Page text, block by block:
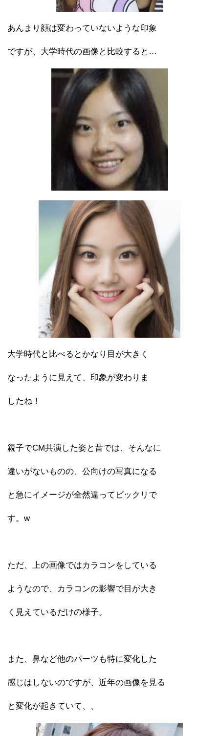
あんまり顔は変わっていないような印象
ですが、大学時代の画像と比較すると…
大学時代と比べるとかなり目が大きく
なったように見えて、印象が変わりま
したね！
親子でCM共演した姿と昔では、そんなに
違いがないものの、公向けの写真になる
と急にイメージが全然違ってビックリで
す。w
ただ、上の画像ではカラコンをしている
ようなので、カラコンの影響で目が大き
く見えているだけの様子。
また、鼻など他のパーツも特に変化した
感じはしないのですが、近年の画像を見る
と変化が起きていて、、